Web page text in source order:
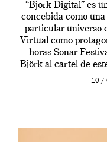
“Bjork Digital” es
concebida como
particular universo
Virtual como
horas Sonar
Björk al cartel de
en una de las10 /